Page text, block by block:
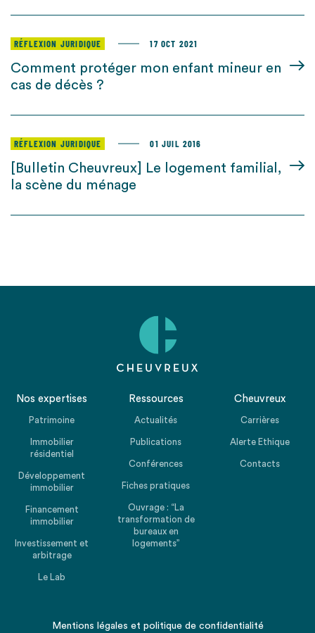
RÉFLEXION JURIDIQUE 17 OCT 2021
Comment protéger mon enfant mineur en
cas de décès ?
RÉFLEXION JURIDIQUE 01 JUIL 2016
[Bulletin Cheuvreux] Le logement familial,
la scène du ménage
Nos expertises
Patrimoine
Immobilier
résidentiel
Développement
immobilier
Financement
immobilier
Investissement et
arbitrage
Le Lab
Ressources
Actualités
Publications
Conférences
Fiches pratiques
Ouvrage : “La
transformation de
bureaux en
logements”
Cheuvreux
Carrières
Alerte Ethique
Contacts
Mentions légales et politique de confidentialité